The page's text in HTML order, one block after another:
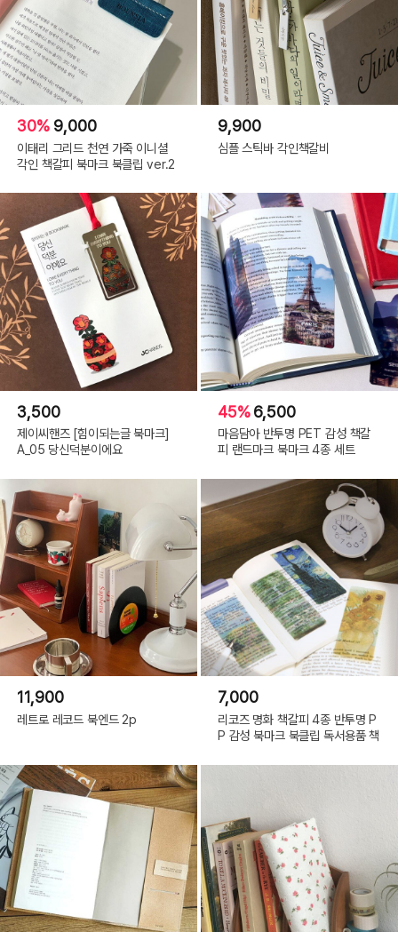
30% 9,000
이태리 그리드 천연 가죽 이니셜
각인 책갈피 북마크 북클립 ver.2
9,900
심플 스틱바 각인책갈비
3,500
제이씨핸즈 [힘이되는글 북마크]
A_05 당신덕분이에요
45%6,500
마음담아 반투명 PET 감성 책갈
피 랜드마크 북마크 4종 세트
11,900
레트로 레코드 북엔드 2p
7,000
리코즈 명화 책갈피 4종 반투명 P
P 감성 북마크 북클립 독서용품 책